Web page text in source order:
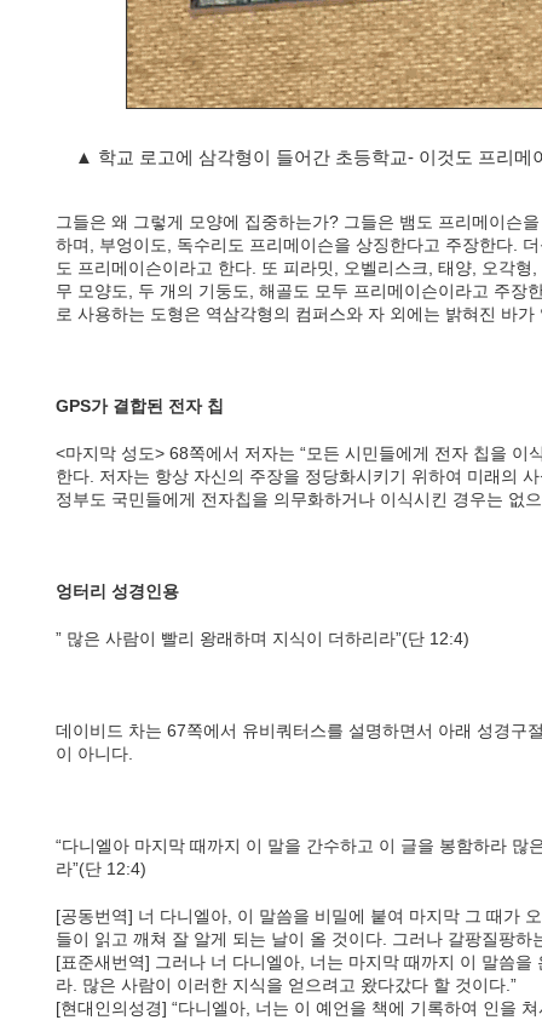
▲ 학교 로고에 삼각형이 들어간 초등학교- 이것도 프리메
그들은 왜 그렇게 모양에 집중하는가? 그들은 뱀도 프리메이슨
하며, 부엉이도, 독수리도 프리메이슨을 상징한다고 주장한다.
도 프리메이슨이라고 한다. 또 피라밋, 오벨리스크, 태양, 오각
무 모양도, 두 개의 기둥도, 해골도 모두 프리메이슨이라고 주장
로 사용하는 도형은 역삼각형의 컴퍼스와 자 외에는 밝혀진 바가
GPS가 결합된 전자 칩
<마지막 성도> 68쪽에서 저자는 “모든 시민들에게 전자 칩을 이
한다. 저자는 항상 자신의 주장을 정당화시키기 위하여 미래의
정부도 국민들에게 전자칩을 의무화하거나 이식시킨 경우는 없
엉터리 성경인용
” 많은 사람이 빨리 왕래하며 지식이 더하리라”(단 12:4)
데이비드 차는 67쪽에서 유비쿼터스를 설명하면서 아래 성경구
이 아니다.
“다니엘아 마지막 때까지 이 말을 간수하고 이 글을 봉함하라 많
라”(단 12:4)
[공동번역] 너 다니엘아, 이 말씀을 비밀에 붙여 마지막 그 때가
들이 읽고 깨쳐 잘 알게 되는 날이 올 것이다. 그러나 갈팡질팡하
[표준새번역] 그러나 너 다니엘아, 너는 마지막 때까지 이 말씀
라. 많은 사람이 이러한 지식을 얻으려고 왔다갔다 할 것이다.”
[현대인의성경] “다니엘아, 너는 이 예언을 책에 기록하여 인을